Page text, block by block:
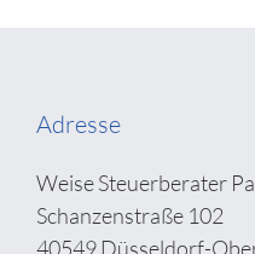
Adresse
Weise Steuerberater
Schanzenstraße 102
40549 Düsseldorf-